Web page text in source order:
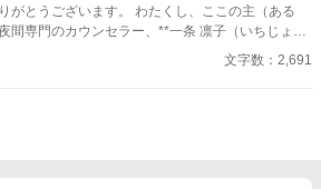
います。 わたくし、ここの主（ある
間専門のカウンセラー、**一条 凛子（いちじょう
喧騒から逃れてきた、頑
ちのためだけの秘密の聖域（サンクチュアリ）。
文字数：2,691